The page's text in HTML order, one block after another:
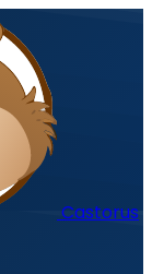
Castorus